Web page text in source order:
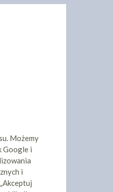
Możemy
Google i
i